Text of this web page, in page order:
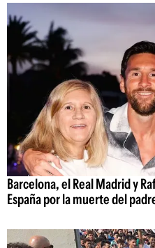
Barcelona, el Real Madrid y
España por la muerte del